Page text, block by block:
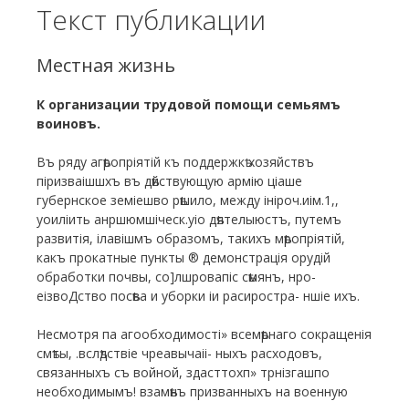
Текст публикации
Местная жизнь
К организации трудовой помощи семьямъ
воиновъ.
Въ ряду агѣропріятій къ поддержкѣ хозяйствъ
піризваішшхъ въ дѣйствующую армію ціаше
губернское земіешво рѣшило, между ініроч.иім.1,,
уоиліить анршюмшіческ.уіо дѣятелыюстъ, путемъ
развитія, ілавішмъ образомъ, такихъ мѣропріятій,
какъ прокатные пункты ® демонстрація орудій
обработки почвы, со]лшровапіс сѣмянъ, нро-
еізвоДство посѣва и уборки іи расиростра- ншіе ихъ.
Несмотря па агообходимості» всемѣрнаго сокращенія
смѣты, .вслѣдствіе чреавычаіі- ныхъ расходовъ,
связанныхъ съ войной, здасттохп» трнізгашпо
необходимымъ! взамѣнъ призванныхъ на военную